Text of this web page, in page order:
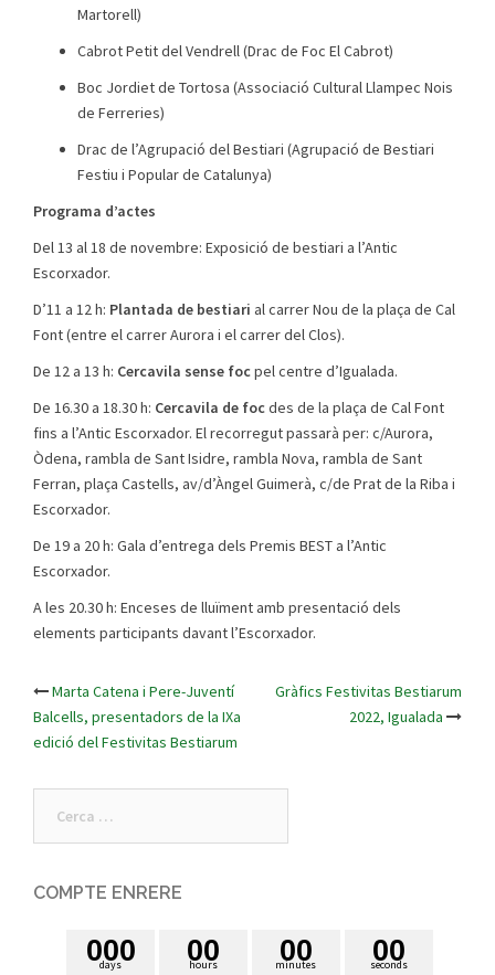
Martorell)
Cabrot Petit del Vendrell (Drac de Foc El Cabrot)
Boc Jordiet de Tortosa (Associació Cultural Llampec Nois
de Ferreries)
Drac de l’Agrupació del Bestiari (Agrupació de Bestiari
Festiu i Popular de Catalunya)
Programa d’actes
Del 13 al 18 de novembre: Exposició de bestiari a l’Antic
Escorxador.
D’11 a 12 h: Plantada de bestiari al carrer Nou de la plaça de Cal
Font (entre el carrer Aurora i el carrer del Clos).
De 12 a 13 h: Cercavila sense focpel centre d’Igualada.
De 16.30 a 18.30 h: Cercavila de focdes de la plaça de Cal Font
fins a l’Antic Escorxador. El recorregut passarà per: c/Aurora,
Òdena, rambla de Sant Isidre, rambla Nova, rambla de Sant
Ferran, plaça Castells, av/d’Àngel Guimerà, c/de Prat de la Riba i
Escorxador.
De 19 a 20 h: Gala d’entrega dels Premis BEST a l’Antic
Escorxador.
A les 20.30 h: Enceses de lluïment amb presentació dels
elements participants davant l’Escorxador.
Post
navigation
Marta Catena i Pere-Juventí
Balcells, presentadors de la IXa
edició del Festivitas Bestiarum
Gràfics Festivitas Bestiarum
2022, Igualada
COMPTE ENRERE
days
000 hours
00 minutes
00 seconds
00